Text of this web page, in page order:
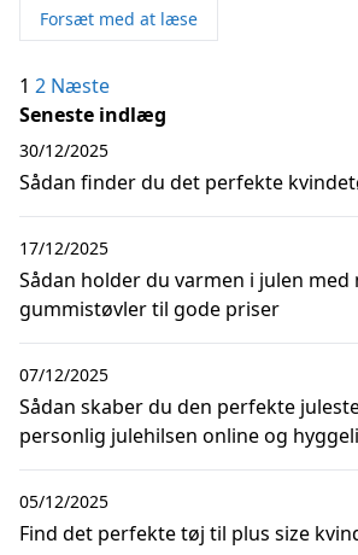
Forsæt med at læse
Indlægsinddeling
1 2 Næste
Seneste indlæg
Sådan finder du det perfekte
30/12/2025
Sådan holder du varmen i julen med
gummistøvler til gode priser
17/12/2025
Sådan skaber du den perfekte
personlig julehilsen online og
07/12/2025
Find det perfekte tøj til plus size
05/12/2025